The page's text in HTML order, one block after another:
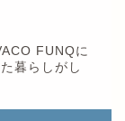
FUNQに
暮らしがし